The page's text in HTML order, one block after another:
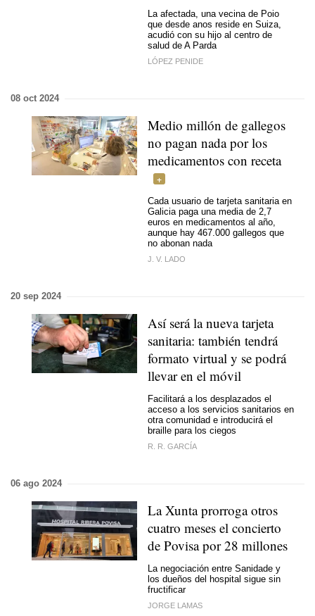
La afectada, una vecina de Poio
que desde anos reside en Suiza,
acudió con su hijo al centro de
salud de A Parda
LÓPEZ PENIDE
08 oct 2024
Medio millón de gallegos
no pagan nada por los
medicamentos con receta
Cada usuario de tarjeta sanitaria en
Galicia paga una media de 2,7
euros en medicamentos al año,
aunque hay 467.000 gallegos que
no abonan nada
J. V. LADO
20 sep 2024
Así será la nueva tarjeta
sanitaria: también tendrá
formato virtual y se podrá
llevar en el móvil
Facilitará a los desplazados el
acceso a los servicios sanitarios en
otra comunidad e introducirá el
braille para los ciegos
R. R. GARCÍA
06 ago 2024
La Xunta prorroga otros
cuatro meses el concierto
de Povisa por 28 millones
La negociación entre Sanidade y
los dueños del hospital sigue sin
fructificar
JORGE LAMAS